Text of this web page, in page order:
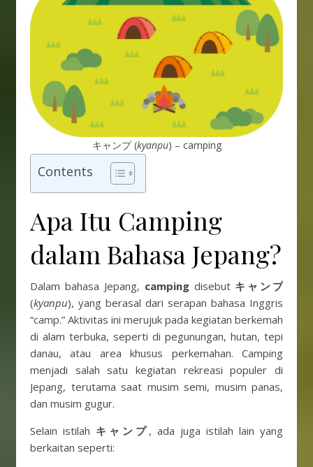
キャンプ (kyanpu) – camping
Contents
Apa Itu Camping
dalam Bahasa Jepang?
Dalam bahasa Jepang, campingdisebut キャンプ
(kyanpu), yang berasal dari serapan bahasa Inggris
“camp.” Aktivitas ini merujuk pada kegiatan berkemah
di alam terbuka, seperti di pegunungan, hutan, tepi
danau, atau area khusus perkemahan. Camping
menjadi salah satu kegiatan rekreasi populer di
Jepang, terutama saat musim semi, musim panas,
dan musim gugur.
Selain istilah キャンプ , ada juga istilah lain yang
berkaitan seperti: